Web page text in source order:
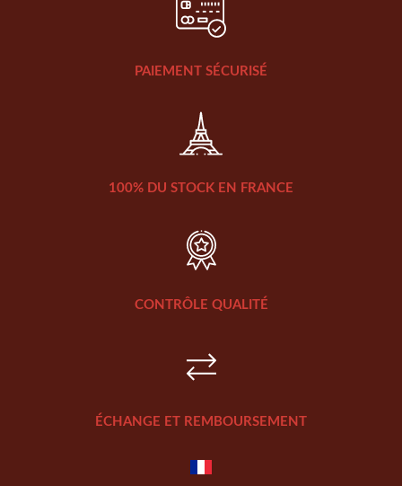
PAIEMENT SÉCURISÉ
100% DU STOCK EN FRANCE
CONTRÔLE QUALITÉ
ÉCHANGE ET REMBOURSEMENT